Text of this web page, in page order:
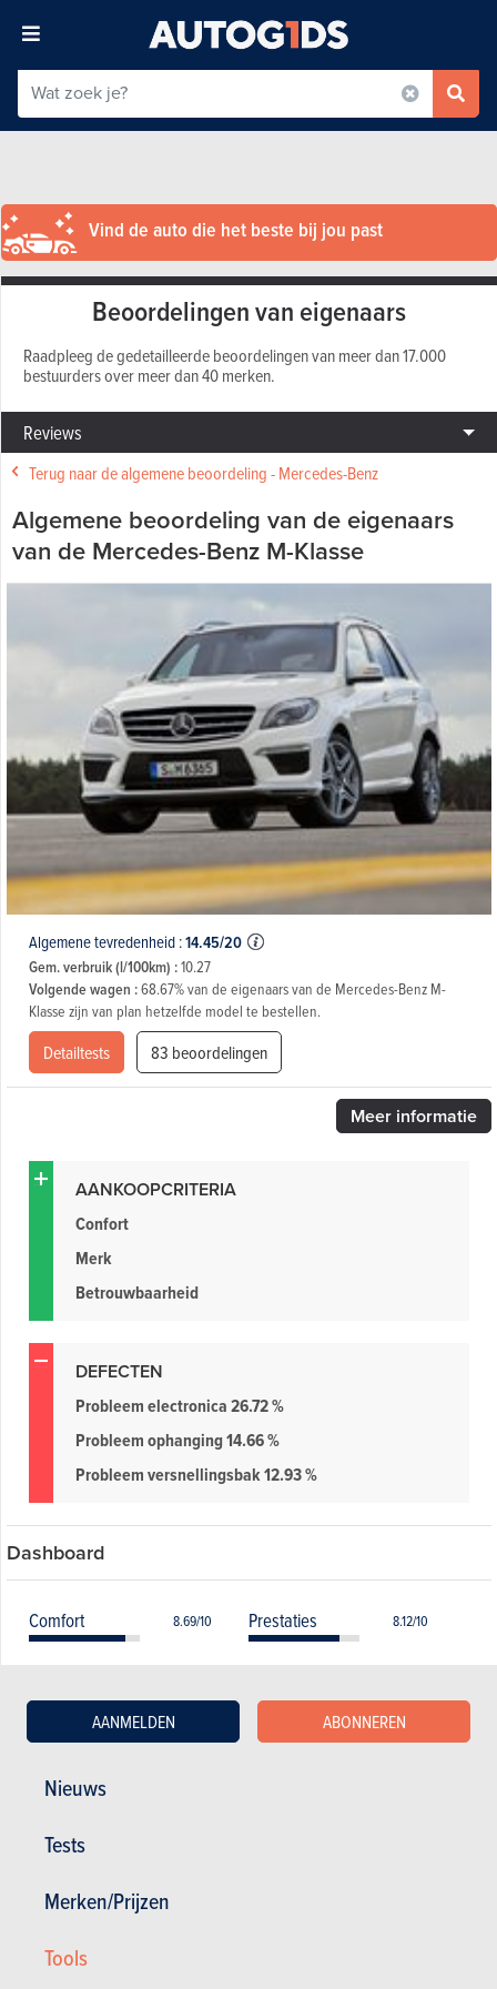
Nieuws
Tests
Merken/Prijzen
Tools
AANMELDEN ABONNEREN
Vind de auto die het beste bij jou past
Beoordelingen van eigenaars
Raadpleeg de gedetailleerde beoordelingen van meer dan 17.000
bestuurders over meer dan 40 merken.
Reviews
Terug naar de algemene beoordeling - Mercedes-Benz
Algemene beoordeling van de eigenaars
van de Mercedes-Benz M-Klasse
Algemene tevredenheid :14.45/20
Gem. verbruik (l/100km) :10.27
Volgende wagen :68.67% van de eigenaars van de Mercedes-Benz M-
Klasse zijn van plan hetzelfde model te bestellen.
Detailtests 83 beoordelingen
Meerinformatie
AANKOOPCRITERIA
Confort
Merk
Betrouwbaarheid
DEFECTEN
Probleem electronica 26.72 %
Probleem ophanging 14.66 %
Probleem versnellingsbak 12.93 %
Dashboard
Comfort 8.69/10 Prestaties 8.12/10
Betrouwbaarheid 7.55/10 Gebruiksgemak 8.22/10
Verbruik
Lijst van modellen over alle generaties